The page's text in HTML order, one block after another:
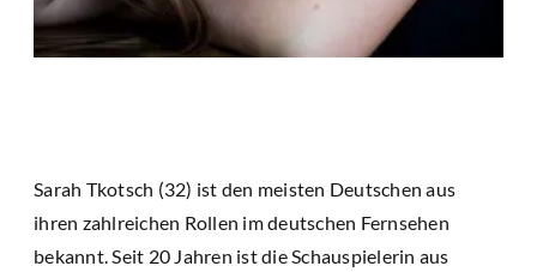
Sarah Tkotsch (32) ist den meisten Deutschen aus
ihren zahlreichen Rollen im deutschen Fernsehen
bekannt. Seit 20 Jahren ist die Schauspielerin aus